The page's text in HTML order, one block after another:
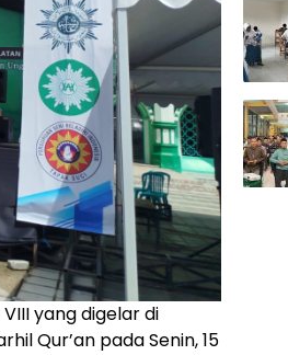
yang digelar di
Qur’an pada Senin, 15